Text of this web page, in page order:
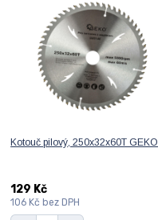
Kotouč pilový, 250x32x60T GEKO
129 Kč
106 Kčbez DPH